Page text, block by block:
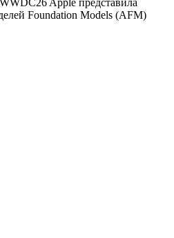
Foundation Models (AFM)